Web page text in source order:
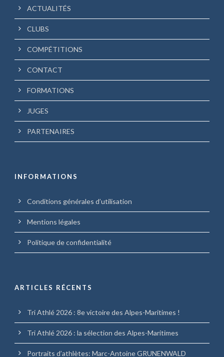
ACTUALITÉS
CLUBS
COMPÉTITIONS
CONTACT
FORMATIONS
JUGES
PARTENAIRES
INFORMATIONS
Conditions générales d’utilisation
Mentions légales
Politique de confidentialité
ARTICLES RÉCENTS
Tri Athlé 2026 : 8e victoire des Alpes-Maritimes !
Tri Athlé 2026 : la sélection des Alpes-Maritimes
Portraits d’athlètes: Marc-Antoine GRUNENWALD